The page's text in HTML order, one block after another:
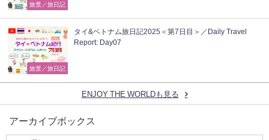
旅景／旅日記
旅景／旅日記
タイ&ベトナム旅日記2025＜第7日目＞／Daily Travel
Report: Day07
ENJOY THE WORLDも見る
アーカイブボックス